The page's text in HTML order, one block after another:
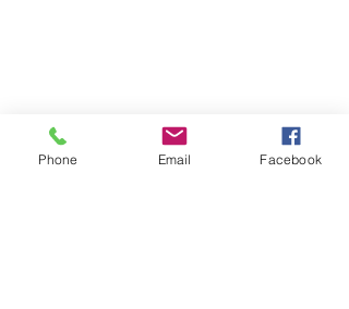
Phone Email Facebook